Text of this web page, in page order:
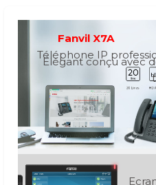
Téléphone IP
Élégant conçu avec
Fanvil X7A